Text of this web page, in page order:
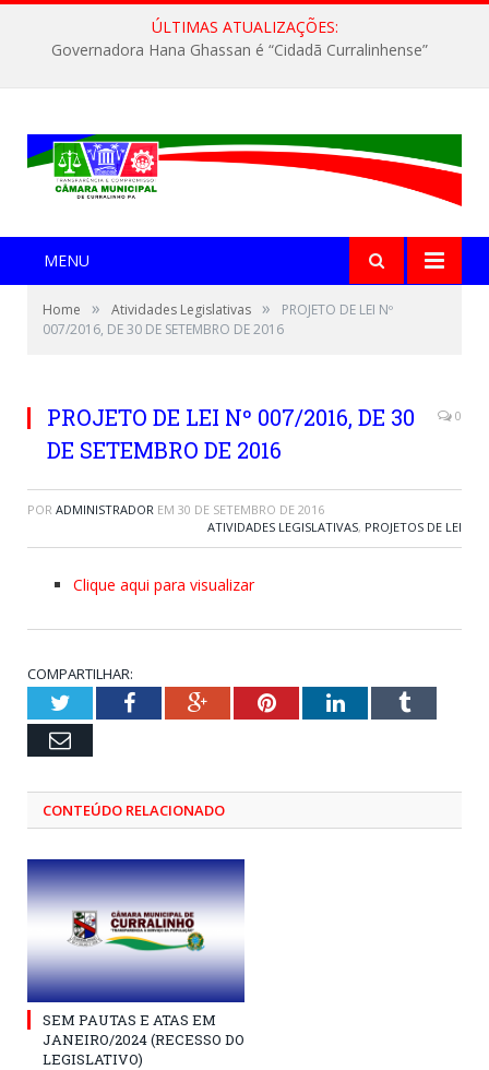
ÚLTIMAS ATUALIZAÇÕES:
Governadora Hana Ghassan é “Cidadã Curralinhense”
MENU
Home » Atividades Legislativas »
PROJETO DE LEI Nº
007/2016, DE 30 DE SETEMBRO DE 2016
PROJETO DE LEI Nº 007/2016, DE 30
DE SETEMBRO DE 2016
0
POR ADMINISTRADOR EM 30 DE SETEMBRO DE 2016
ATIVIDADES LEGISLATIVAS, PROJETOS DE LEI
Clique aqui para visualizar
COMPARTILHAR:
TwitterFacebookGoogle+PinterestLinkedInTumblr
Email
CONTEÚDO RELACIONADO
SEM PAUTAS E ATAS EM
JANEIRO/2024 (RECESSO DO
LEGISLATIVO)